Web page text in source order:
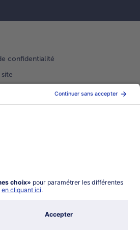
confidentialité
générales de vente
générales catalogue en ligne